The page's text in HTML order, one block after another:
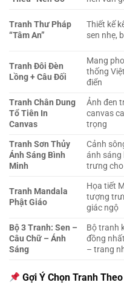
Tranh Thư Pháp
“Tâm An”
Thiết kế
sen nhẹ,
Tranh Đôi Đèn
Lồng + Câu Đối
Mang
thống
điển
Tranh Chân Dung
Tổ Tiên In
Canvas
Ảnh đen
canvas
trọng
Tranh Sơn Thủy
Ánh Sáng Bình
Minh
Cảnh
ánh
trưng
Tranh Mandala
Phật Giáo
Họa tiết
tượng
giác ngộ
Bộ 3 Tranh: Sen –
Câu Chữ – Ánh
Sáng
Bộ tranh
đồng
– trang
Gợi Ý Chọn Tranh